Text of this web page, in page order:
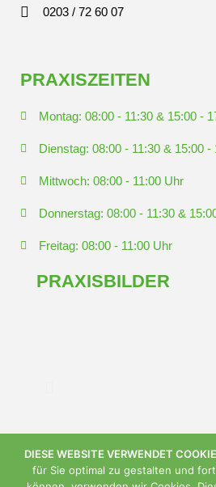
0203 / 72 60 07
PRAXISZEITEN
Montag: 08:00 - 11:30 & 15:00 -
Dienstag: 08:00 - 11:30 & 15:00 -
Mittwoch: 08:00 - 11:00 Uhr
Donnerstag: 08:00 - 11:30 &
Freitag: 08:00 - 11:00 Uhr
PRAXISBILDER
DIESE WEBSITE VERWENDET
für Sie optimal zu gestalten und